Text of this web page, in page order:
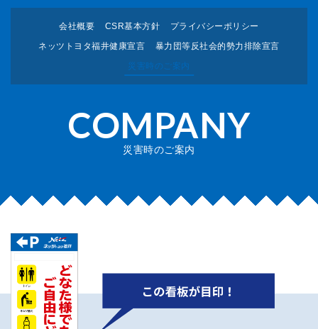
会社概要 CSR基本方針
プライバシーポリシー
ネッツトヨタ福井健康宣言
暴力団等反社会的勢力排除宣言
災害時のご案内
COMPANY
災害時のご案内